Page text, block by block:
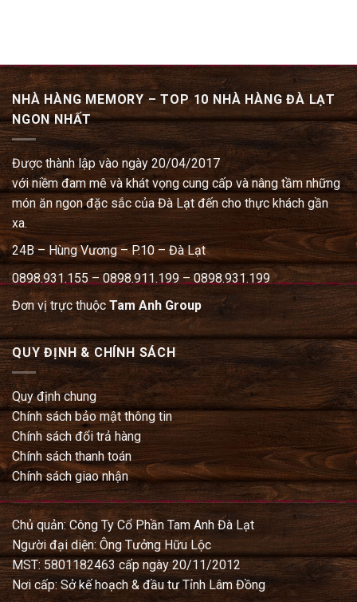
NHÀ HÀNG MEMORY – TOP 10 NHÀ HÀNG ĐÀ LẠT
NGON NHẤT
Được thành lập vào ngày 20/04/2017
với niềm đam mê và khát vọng cung cấp và nâng tầm những
món ăn ngon đặc sắc của Đà Lạt đến cho thực khách gần
xa.
24B – Hùng Vương – P.10 – Đà Lạt
0898.931.155 – 0898.911.199 – 0898.931.199
Đơn vị trực thuộcTam Anh Group
QUY ĐỊNH & CHÍNH SÁCH
Quy định chung
Chính sách bảo mật thông tin
Chính sách đổi trả hàng
Chính sách thanh toán
Chính sách giao nhận
Chủ quản: Công Ty Cổ Phần Tam Anh Đà Lạt
Người đại diện: Ông Tưởng Hữu Lộc
MST: 5801182463 cấp ngày 20/11/2012
Nơi cấp: Sở kế hoạch & đầu tư Tỉnh Lâm Đồng